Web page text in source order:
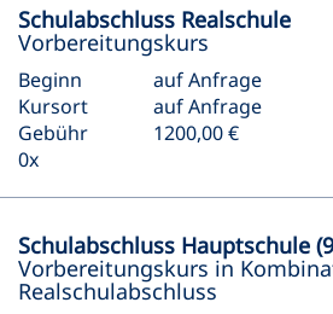
Schulabschluss Realschule
Vorbereitungskurs
Beginn
auf Anfrage
Kursort
auf Anfrage
Gebühr
1200,00 €
0x
Schulabschluss Hauptschule
Vorbereitungskurs in
Realschulabschluss